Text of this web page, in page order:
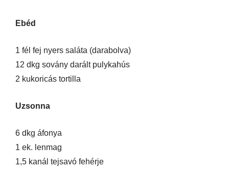
Ebéd
1 fél fej nyers saláta (darabolva)
12 dkg sovány darált pulykahús
2 kukoricás tortilla
Uzsonna
6 dkg áfonya
1 ek. lenmag
1,5 kanál tejsavó fehérje